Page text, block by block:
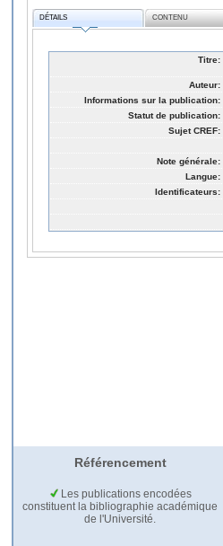
DÉTAILS CONTENU
Titre:
Auteur:
Informations sur la publication:
Statut de publication:
Sujet CREF:
Note générale:
Langue:
Identificateurs:
Référencement
Les publications encodées
constituent la bibliographie académique
de l'Université.